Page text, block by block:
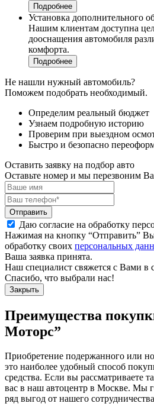
Подробнее
Установка дополнительного
Нашим клиентам доступна
дооснащения автомобиля
комфорта.
Подробнее
Не нашли нужный автомобиль?
Поможем подобрать необходимый.
Определим реальный бюджет
Узнаем подробную историю
Проверим при выездном
Быстро и безопасно
Оставить заявку на подбор авто
Оставьте номер и мы перезвоним
Отправить
Даю согласие на обработку
Нажимая на кнопку “Отправить” Вы
обработку своих персональных
Ваша заявка принята.
Наш специалист свяжется с Вами в
Спасибо, что выбрали нас!
Закрыть
Преимущества
Моторс”
Приобретение подержанного или
это наиболее удобный способ
средства. Если вы рассматриваете
вас в наш автоцентр в Москве. Мы
ряд выгод от нашего